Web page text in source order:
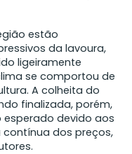
estão
da lavoura,
ligeiramente
se comportou de
A colheita do
finalizada, porém,
devido aos
dos preços,